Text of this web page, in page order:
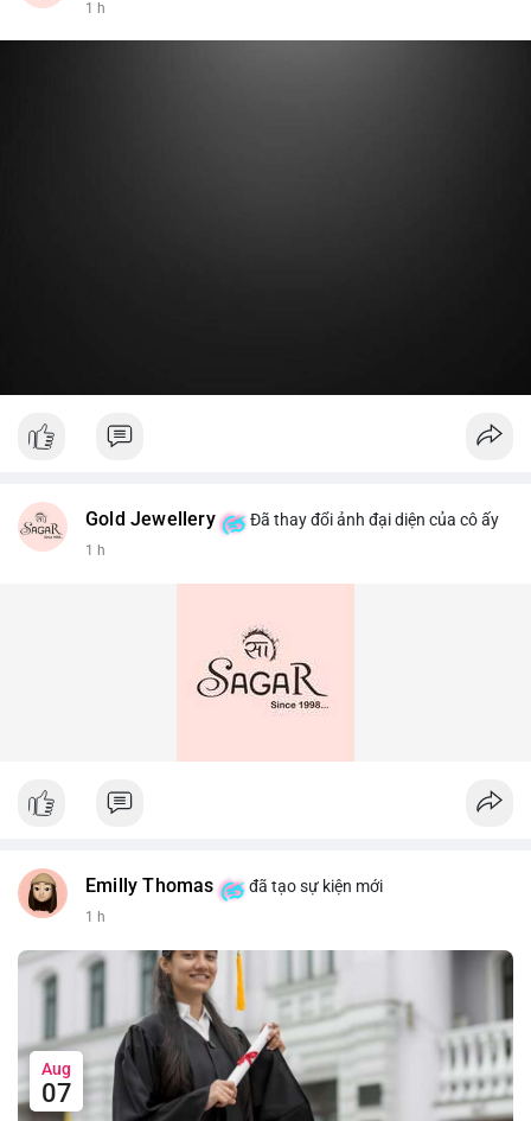
1 h
Gold Jewellery Đã thay đổi ảnh đại diện của cô ấy
1 h
Emilly Thomas đã tạo sự kiện mới
1 h
Aug
07